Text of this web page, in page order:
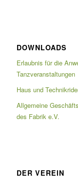
DOWNLOADS
Erlaubnis für die
Tanzveranstaltungen
Haus und
Allgemeine
des Fabrik e.V.
DER VEREIN